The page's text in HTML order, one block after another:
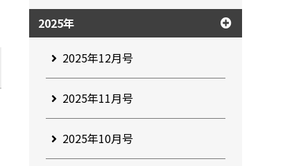
2025年
2025年12月号
2025年11月号
2025年10月号